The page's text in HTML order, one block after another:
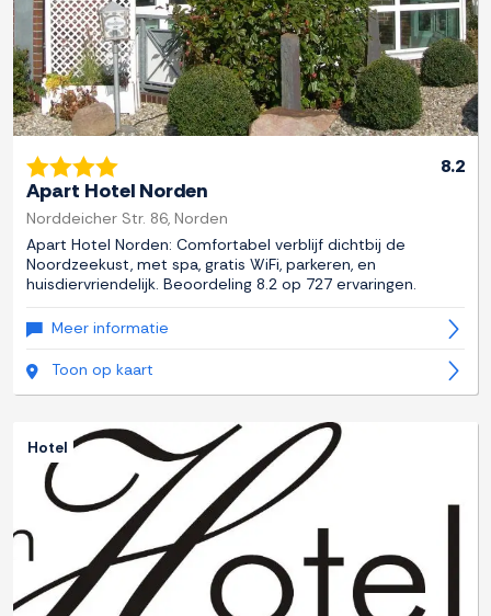
8.2
Apart Hotel Norden
Norddeicher Str. 86, Norden
Apart Hotel Norden: Comfortabel verblijf dichtbij de
Noordzeekust, met spa, gratis WiFi, parkeren, en
huisdiervriendelijk. Beoordeling 8.2 op 727 ervaringen.
Meer informatie
Toon op kaart
Hotel